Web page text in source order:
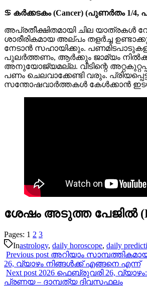
♋ കർക്കടകം (Cancer) (പുണർതം 1/
അപ്രതീക്ഷിതമായി ചില യാത്രകൾ
ശാരീരികമായ അല്പം തളർച്ച
നേടാൻ സഹായിക്കും.
പുലർത്തണം, ആർക്കും ജാമ്യം
അനുയോജ്യമല്ല. വീടിന്റെ
പണം ചെലവാക്കേണ്ടി വരും.
സന്തോഷവാർത്തകൾ കേൾക്കാൻ
ശേഷം അടുത്ത പേജിൽ
Pages: 1 2 3
Inastrology, daily horoscope, daily
Previous post അറിയാം
26, വ്യാഴം നിങ്ങൾക്ക് എങ്ങനെ എന്ന്
Next post 2026 ഫെബ്രുവരി 26,
പ്രണയ – ദാമ്പത്യ ദിവസഫലം